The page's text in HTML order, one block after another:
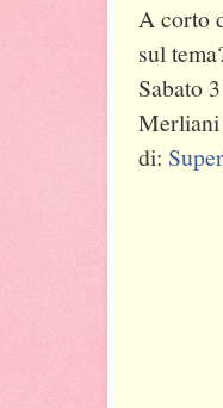
A corto
sul te
Sabato
Merliani
di: